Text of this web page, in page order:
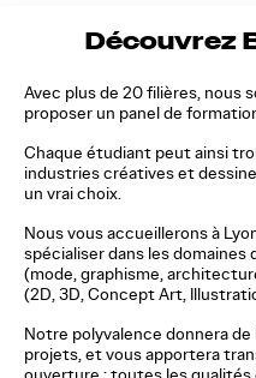
Découvrez
Avec plus de 20 filières, nous
proposer un panel de
Chaque étudiant peut ainsi
industries créatives et
un vrai choix.
Nous vous accueillerons à
spécialiser dans les domaines
(mode, graphisme,
(2D, 3D, Concept Art,
Notre polyvalence donnera de
projets, et vous apportera